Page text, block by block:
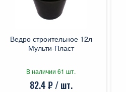
Ведро строительное 12л
Мульти-Пласт
В наличии 61 шт.
82.4 ₽ / шт.